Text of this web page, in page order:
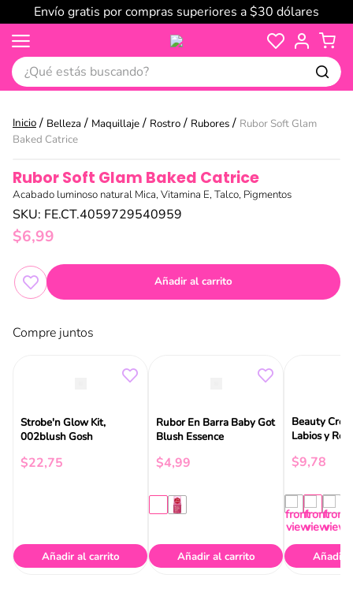
Envío gratis por compras superiores a $30 dólares
¿Qué estás buscando?
Belleza Maquillaje Rostro Rubores
Rubor Soft Glam
Baked Catrice
Rubor Soft Glam Baked Catrice
Acabado luminoso natural Mica, Vitamina E, Talco, Pigmentos
SKU: FE.CT.4059729540959
$6,99
Añadir al carrito
Compre juntos
Strobe'n Glow Kit,
002blush Gosh
$22,75
Añadir al carrito
Rubor En Barra Baby Got
Blush Essence
$4,99
Añadir al carrito
Beauty
Labios y
$9,78
Añadir